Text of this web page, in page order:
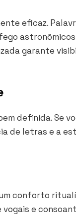
eficaz.
garante
definida. Se
de letras e a
um conforto
e